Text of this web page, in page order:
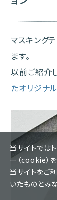
マスキング
ます。
以前ご紹介
たオリジナ
当サイトでは
ー（cookie）
当サイトをご
いたものとみ